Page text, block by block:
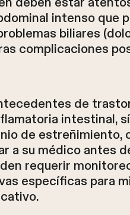
intenso que
biliares
complicaciones
de
intestinal,
de estreñimiento,
a su médico antes
requerir
específicas para